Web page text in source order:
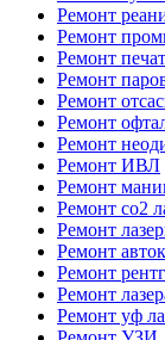
Ремонт
Ремонт
Ремонт
Ремонт
Ремонт
Ремонт
Ремонт
Ремонт ИВЛ
Ремонт
Ремонт co2
Ремонт
Ремонт
Ремонт
Ремонт
Ремонт уф